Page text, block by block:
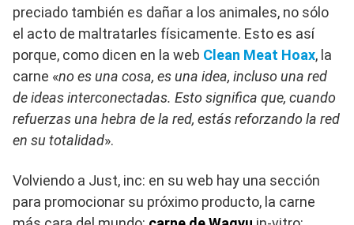
preciado también es dañar a los animales, no sólo
el acto de maltratarles físicamente. Esto es así
porque, como dicen en la web Clean Meat Hoax, la
carne «no es una cosa, es una idea, incluso una red
de ideas interconectadas. Esto significa que, cuando
refuerzas una hebra de la red, estás reforzando la red
en su totalidad».
Volviendo a Just, inc: en su web hay una sección
para promocionar su próximo producto, la carne